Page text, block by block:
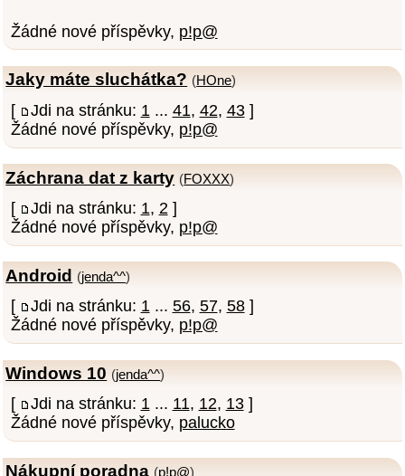
Žádné nové příspěvky, p!p@
Jaky máte sluchátka? (HOne)
[ Jdi na stránku: 1 ... 41, 42, 43]
Žádné nové příspěvky, p!p@
Záchrana dat z karty (FOXXX)
[ Jdi na stránku: 1, 2 ]
Žádné nové příspěvky, p!p@
Android (jenda^^)
[ Jdi na stránku: 1... 56, 57, 58]
Žádné nové příspěvky, p!p@
Windows 10 (jenda^^)
[ Jdi na stránku: 1... 11, 12, 13]
Žádné nové příspěvky, palucko
Nákupní poradna (p!p@)